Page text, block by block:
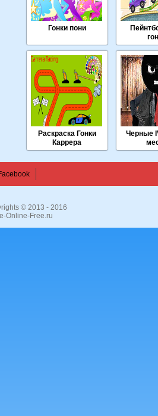
Гонки пони
Раскраска Гонки
Каррера
Черные
© 2013 - 2016
Online-Free.ru